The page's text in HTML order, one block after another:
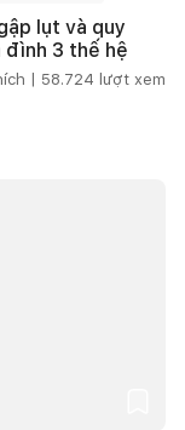
lụt và quy
đình 3 thế hệ
| 58.724 lượt xem